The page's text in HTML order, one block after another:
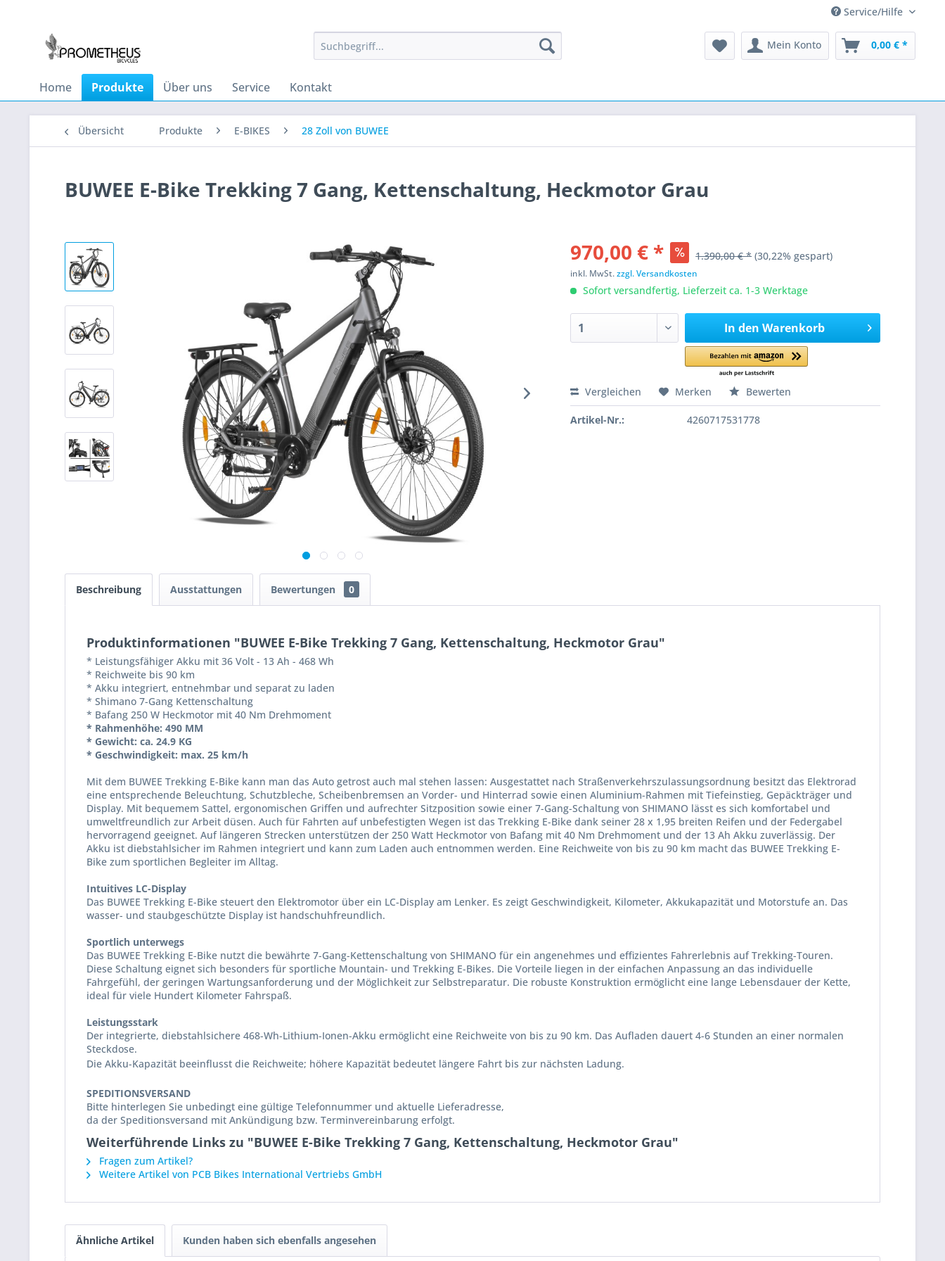
Service/Hilfe
Mein Konto 0,00 € *
Home Produkte Über uns Service Kontakt
Übersicht Produkte E-BIKES 28 Zoll von BUWEE
BUWEE E-Bike Trekking 7 Gang, Kettenschaltung, Heckmotor Grau
970,00 € * 1.390,00 € * (30,22% gespart)
inkl. MwSt.zzgl. Versandkosten
Sofort versandfertig, Lieferzeit ca. 1-3 Werktage
In den Warenkorb
Vergleichen Merken Bewerten
Artikel-Nr.: 4260717531778
Beschreibung Ausstattungen Bewertungen 0
Produktinformationen "BUWEE E-Bike Trekking 7 Gang, Kettenschaltung, Heckmotor Grau"
* Leistungsfähiger Akku mit 36 Volt - 13 Ah - 468 Wh
* Reichweite bis 90 km
* Akku integriert, entnehmbar und separat zu laden
* Shimano 7-Gang Kettenschaltung
* Bafang 250 W Heckmotor mit 40 Nm Drehmoment
* Rahmenhöhe: 490 MM
* Gewicht: ca. 24.9 KG
* Geschwindigkeit: max. 25 km/h
Mit dem BUWEE Trekking E-Bike kann man das Auto getrost auch mal stehen lassen: Ausgestattet nach Straßenverkehrszulassungsordnung besitzt das Elektrorad
eine entsprechende Beleuchtung, Schutzbleche, Scheibenbremsen an Vorder- und Hinterrad sowie einen Aluminium-Rahmen mit Tiefeinstieg, Gepäckträger und
Display. Mit bequemem Sattel, ergonomischen Griffen und aufrechter Sitzposition sowie einer 7-Gang-Schaltung von SHIMANO lässt es sich komfortabel und
umweltfreundlich zur Arbeit düsen. Auch für Fahrten auf unbefestigten Wegen ist das Trekking E-Bike dank seiner 28 x 1,95 breiten Reifen und der Federgabel
hervorragend geeignet. Auf längeren Strecken unterstützen der 250 Watt Heckmotor von Bafang mit 40 Nm Drehmoment und der 13 Ah Akku zuverlässig. Der
Akku ist diebstahlsicher im Rahmen integriert und kann zum Laden auch entnommen werden. Eine Reichweite von bis zu 90 km macht das BUWEE Trekking E-
Bike zum sportlichen Begleiter im Alltag.
Intuitives LC-Display
Das BUWEE Trekking E-Bike steuert den Elektromotor über ein LC-Display am Lenker. Es zeigt Geschwindigkeit, Kilometer, Akkukapazität und Motorstufe an. Das
wasser- und staubgeschützte Display ist handschuhfreundlich.
Sportlich unterwegs
Das BUWEE Trekking E-Bike nutzt die bewährte 7-Gang-Kettenschaltung von SHIMANO für ein angenehmes und effizientes Fahrerlebnis auf Trekking-Touren.
Diese Schaltung eignet sich besonders für sportliche Mountain- und Trekking E-Bikes. Die Vorteile liegen in der einfachen Anpassung an das individuelle
Fahrgefühl, der geringen Wartungsanforderung und der Möglichkeit zur Selbstreparatur. Die robuste Konstruktion ermöglicht eine lange Lebensdauer der Kette,
ideal für viele Hundert Kilometer Fahrspaß.
Leistungsstark
Der integrierte, diebstahlsichere 468-Wh-Lithium-Ionen-Akku ermöglicht eine Reichweite von bis zu 90 km. Das Aufladen dauert 4-6 Stunden an einer normalen
Steckdose.
Die Akku-Kapazität beeinflusst die Reichweite; höhere Kapazität bedeutet längere Fahrt bis zur nächsten Ladung.
SPEDITIONSVERSAND
Bitte hinterlegen Sie unbedingt eine gültige Telefonnummer und aktuelle Lieferadresse,
da der Speditionsversand mit Ankündigung bzw. Terminvereinbarung erfolgt.
Weiterführende Links zu "BUWEE E-Bike Trekking 7 Gang, Kettenschaltung, Heckmotor Grau"
Fragen zum Artikel?
Weitere Artikel von PCB Bikes International Vertriebs GmbH
Ähnliche Artikel Kunden haben sich ebenfalls angesehen